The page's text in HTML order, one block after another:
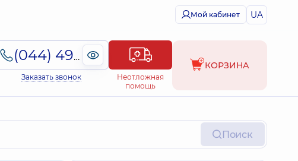
Мой кабинет UA
(044) 495-2-888
Заказать звонок
Неотложная
помощь
КОРЗИНА
Поиск